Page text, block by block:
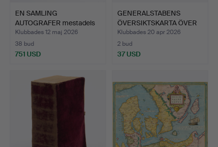
EN SAMLING
AUTOGRAFER mestadels
1930/40-ta…
Klubbades 12 maj 2026
38 bud
751 USD
GENERALSTABENS
ÖVERSIKTSKARTA ÖVER
SVERIGE…
Klubbades 20 apr 2026
2 bud
37 USD